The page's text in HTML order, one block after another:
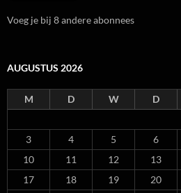
Voeg je bij 8 andere abonnees
AUGUSTUS 2026
M D W D
3
4 5 6
10
11 12 13
17
18 19 20